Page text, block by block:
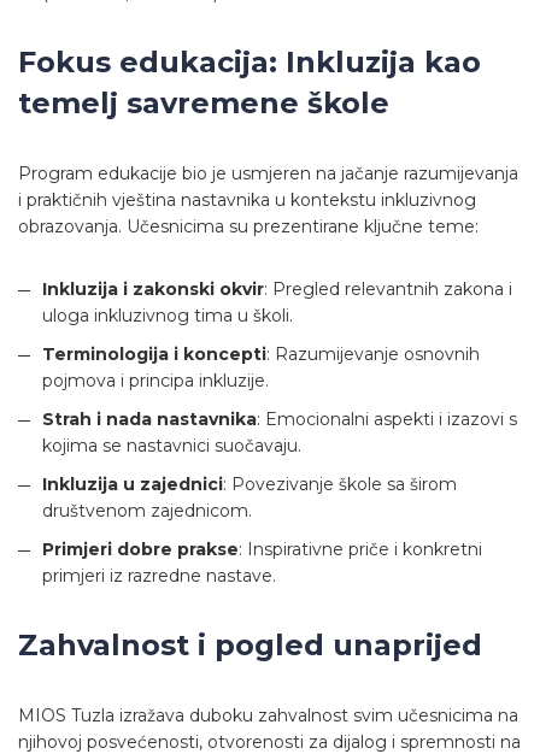
Fokus edukacija: Inkluzija kao
temelj savremene škole
Program edukacije bio je usmjeren na jačanje razumijevanja
i praktičnih vještina nastavnika u kontekstu inkluzivnog
obrazovanja. Učesnicima su prezentirane ključne teme:
Inkluzija i zakonski okvir: Pregled relevantnih zakona i
uloga inkluzivnog tima u školi.
Terminologija i koncepti: Razumijevanje osnovnih
pojmova i principa inkluzije.
Strah i nada nastavnika: Emocionalni aspekti i izazovi s
kojima se nastavnici suočavaju.
Inkluzija u zajednici: Povezivanje škole sa širom
društvenom zajednicom.
Primjeri dobre prakse: Inspirativne priče i konkretni
primjeri iz razredne nastave.
Zahvalnost i pogled unaprijed
MIOS Tuzla izražava duboku zahvalnost svim učesnicima na
njihovoj posvećenosti, otvorenosti za dijalog i spremnosti na